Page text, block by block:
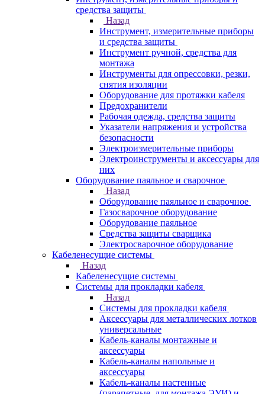
средства защиты
Назад
Инструмент, измерительные приборы
и средства защиты
Инструмент ручной, средства для
монтажа
Инструменты для опрессовки, резки,
снятия изоляции
Оборудование для протяжки кабеля
Предохранители
Рабочая одежда, средства защиты
Указатели напряжения и устройства
безопасности
Электроизмерительные приборы
Электроинструменты и аксессуары для
них
Оборудование паяльное и сварочное
Назад
Оборудование паяльное и сварочное
Газосварочное оборудование
Оборудование паяльное
Средства защиты сварщика
Электросварочное оборудование
Кабеленесущие системы
Назад
Кабеленесущие системы
Системы для прокладки кабеля
Назад
Системы для прокладки кабеля
Аксессуары для металлических лотков
универсальные
Кабель-каналы монтажные и
аксессуары
Кабель-каналы напольные и
аксессуары
Кабель-каналы настенные